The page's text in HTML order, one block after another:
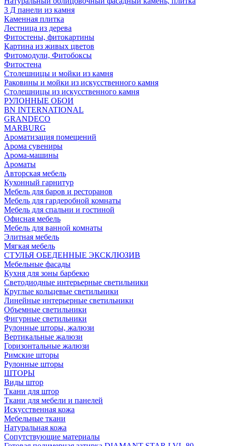
3 Д панели из камня
Каменная плитка
Лестница из дерева
Фитостены, фитокартины
Картина из живых цветов
Фитомодули, Фитобоксы
Фитостена
Столешницы и мойки из камня
Раковины и мойки из искусственного камня
Столешницы из искусственного камня
РУЛОННЫЕ ОБОИ
BN INTERNATIONAL
GRANDECO
MARBURG
Ароматизация помещений
Арома сувениры
Арома-машины
Ароматы
Авторская мебель
Кухонный гарнитур
Мебель для баров и ресторанов
Мебель для гардеробной комнаты
Мебель для спальни и гостиной
Офисная мебель
Мебель для ванной комнаты
Элитная мебель
Мягкая мебель
СТУЛЬЯ ОБЕДЕННЫЕ ЭКСКЛЮЗИВ
Мебельные фасады
Кухня для зоны барбекю
Светодиодные интерьерные светильники
Круглые кольцевые светильники
Линейные интерьерные светильники
Объемные светильники
Фигурные светильники
Рулонные шторы, жалюзи
Вертикальные жалюзи
Горизонтальные жалюзи
Римские шторы
Рулонные шторы
ШТОРЫ
Виды штор
Ткани для штор
Ткани для мебели и панелей
Искусственная кожа
Мебельные ткани
Натуральная кожа
Сопутствующие материалы